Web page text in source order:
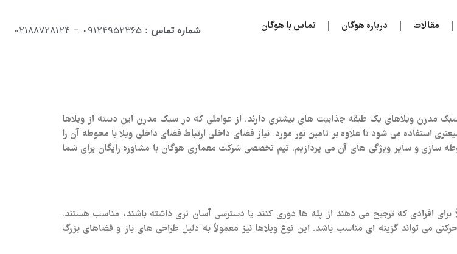
مقالات درباره هوگان تماس با هوگان شماره تماس : 09124952365 – 02188728124
مدرن ویلاهای یک طبقه جذابیت های بیشتری دارند. از عواملی که در سبک مدرن این دسته از ویلاها
استفاده می شود تا علاوه بر تامین نور مورد نیاز فضای داخلی ارتباط فضای داخلی ویلا با محوطه آن را
سازی و سایر ویژگی های آن می پردازیم. تیم تخصصی شرکت معماری هوگان با مشاوره رایگان برای شما
افرادی که ترجیح می‌ دهند از پله‌ ها دوری کنند یا دسترسی آسان‌ تری داشته باشند، مناسب هستند.
می‌ تواند گزینه‌ ای مناسب باشد. این نوع ویلاها نیز معمولاً به دلیل طراحی‌ های باز و فضاهای بزرگ